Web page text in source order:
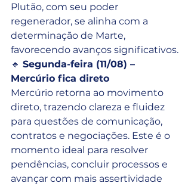
Plutão, com seu poder
regenerador, se alinha com a
determinação de Marte,
favorecendo avanços significativos.
🔹 Segunda-feira (11/08) –
Mercúrio fica direto
Mercúrio retorna ao movimento
direto, trazendo clareza e fluidez
para questões de comunicação,
contratos e negociações. Este é o
momento ideal para resolver
pendências, concluir processos e
avançar com mais assertividade